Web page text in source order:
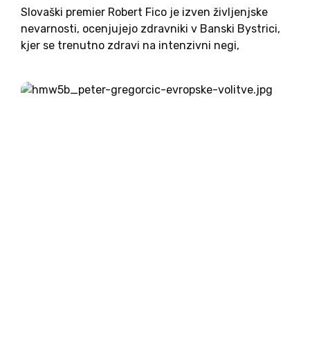
Slovaški premier Robert Fico je izven življenjske
nevarnosti, ocenjujejo zdravniki v Banski Bystrici,
kjer se trenutno zdravi na intenzivni negi,
premestili v bolnišnico v Bratislavi. Njegov
napadalec, 71-letni nekdanji varnostnik...